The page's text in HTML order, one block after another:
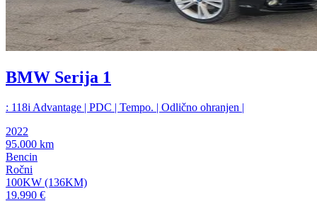
BMW Serija 1
: 118i Advantage | PDC | Tempo. | Odlično ohranjen |
2022
95.000 km
Bencin
Ročni
100KW (136KM)
19.990 €